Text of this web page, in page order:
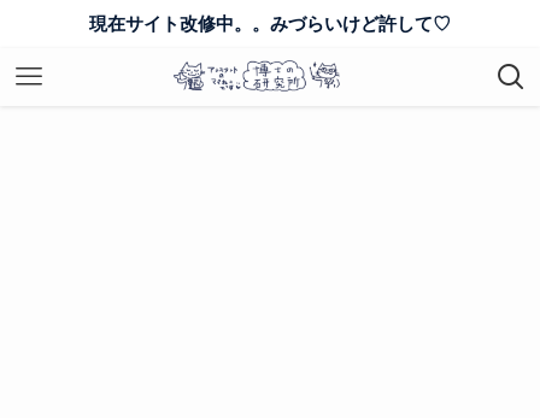
現在サイト改修中。。みづらいけど許して♡